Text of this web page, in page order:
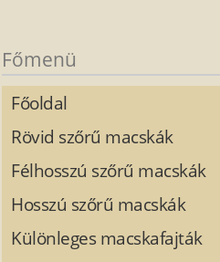
Főmenü
Főoldal
Rövid szőrű macskák
Félhosszú szőrű macskák
Hosszú szőrű macskák
Különleges macskafajták